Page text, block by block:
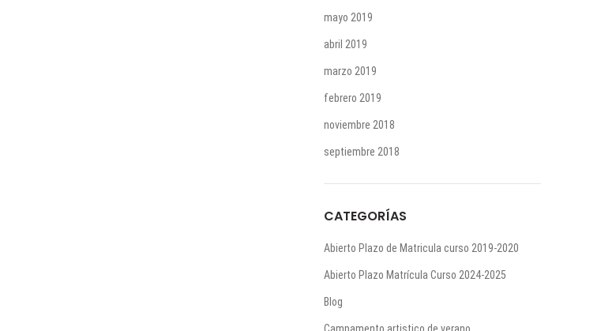
mayo 2019
abril 2019
marzo 2019
febrero 2019
noviembre 2018
septiembre 2018
CATEGORÍAS
Abierto Plazo de Matricula curso 2019-2020
Abierto Plazo Matrícula Curso 2024-2025
Blog